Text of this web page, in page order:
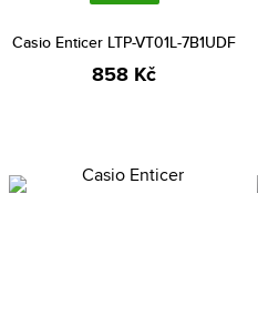
Casio Enticer LTP-VT01L-7B1UDF
858 Kč